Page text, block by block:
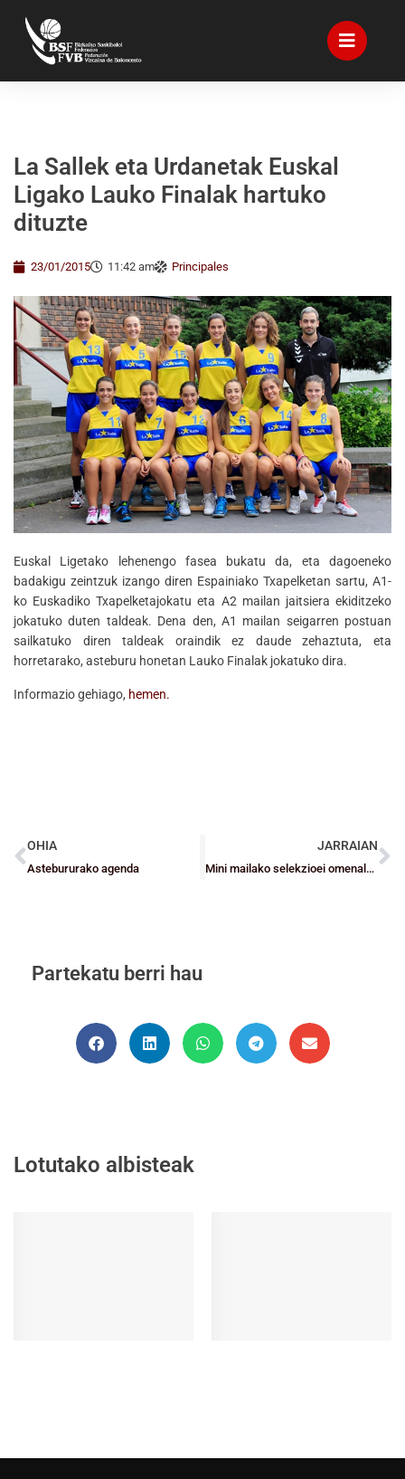
La Sallek eta Urdanetak Euskal
Ligako Lauko Finalak hartuko
dituzte
23/01/2015 11:42 am Principales
Euskal Ligetako lehenengo fasea bukatu da, eta dagoeneko
badakigu zeintzuk izango diren Espainiako Txapelketan sartu, A1-
ko Euskadiko Txapelketajokatu eta A2 mailan jaitsiera ekiditzeko
jokatuko duten taldeak. Dena den, A1 mailan seigarren postuan
sailkatuko diren taldeak oraindik ez daude zehaztuta, eta
horretarako, asteburu honetan Lauko Finalak jokatuko dira.
Informazio gehiago, hemen.
OHIA
Astebururako agenda
JARRAIAN
Mini mailako selekzioei omenaldia egingo zaie Gernika Bizkaia – Rivas partiduan
Partekatu berri hau
Lotutako albisteak